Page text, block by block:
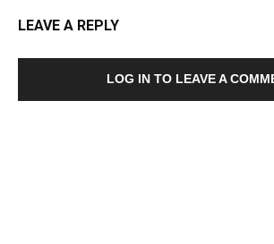
LEAVE A REPLY
LOG IN TO LEAVE A